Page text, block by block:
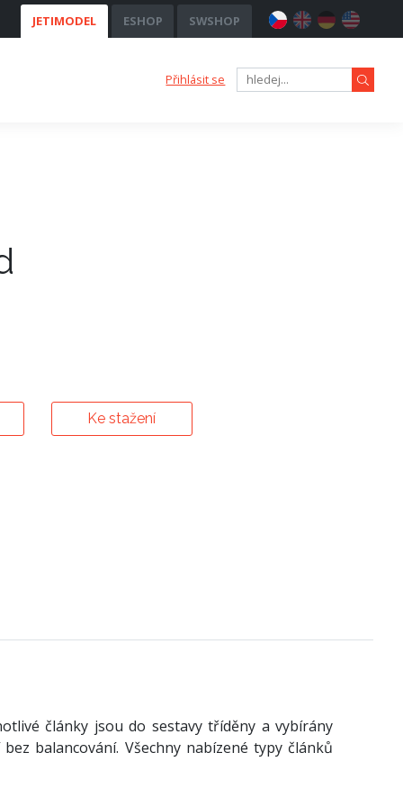
JETIMODEL ESHOP SWSHOP
Přihlásit se
Ke stažení
články jsou do sestavy tříděny a vybírány
balancování. Všechny nabízené typy článků